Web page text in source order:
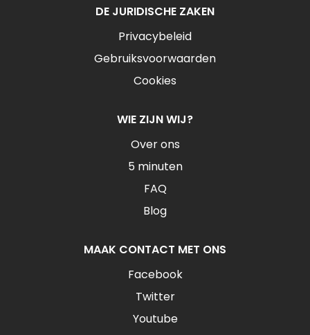
DE JURIDISCHE ZAKEN
Privacybeleid
Gebruiksvoorwaarden
Cookies
WIE ZIJN WIJ?
Over ons
5 minuten
FAQ
Blog
MAAK CONTACT MET ONS
Facebook
Twitter
Youtube